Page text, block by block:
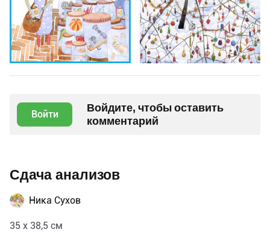
Войти
Войдите, чтобы оставить
комментарий
Сдача анализов
Ника Сухов
35 х 38,5 см